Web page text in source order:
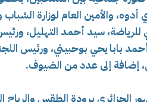
أدوه، والأمين العام لوزارة
سيد أحمد التهليل،
بابا يحي بوحبيني، ورئيس
إضافة إلى عدد من الضيوف.
الجزائري برودة الطقس والرياح